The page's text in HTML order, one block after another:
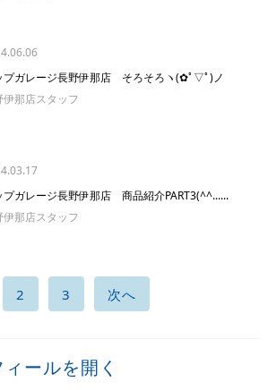
プガレージ長野伊那店 そろそろヽ(✿ﾟ▽ﾟ)ノ
伊那店スタッフ
プガレージ長野伊那店 商品紹介PART3(^^......
伊那店スタッフ
2 3 次へ
ールを開く